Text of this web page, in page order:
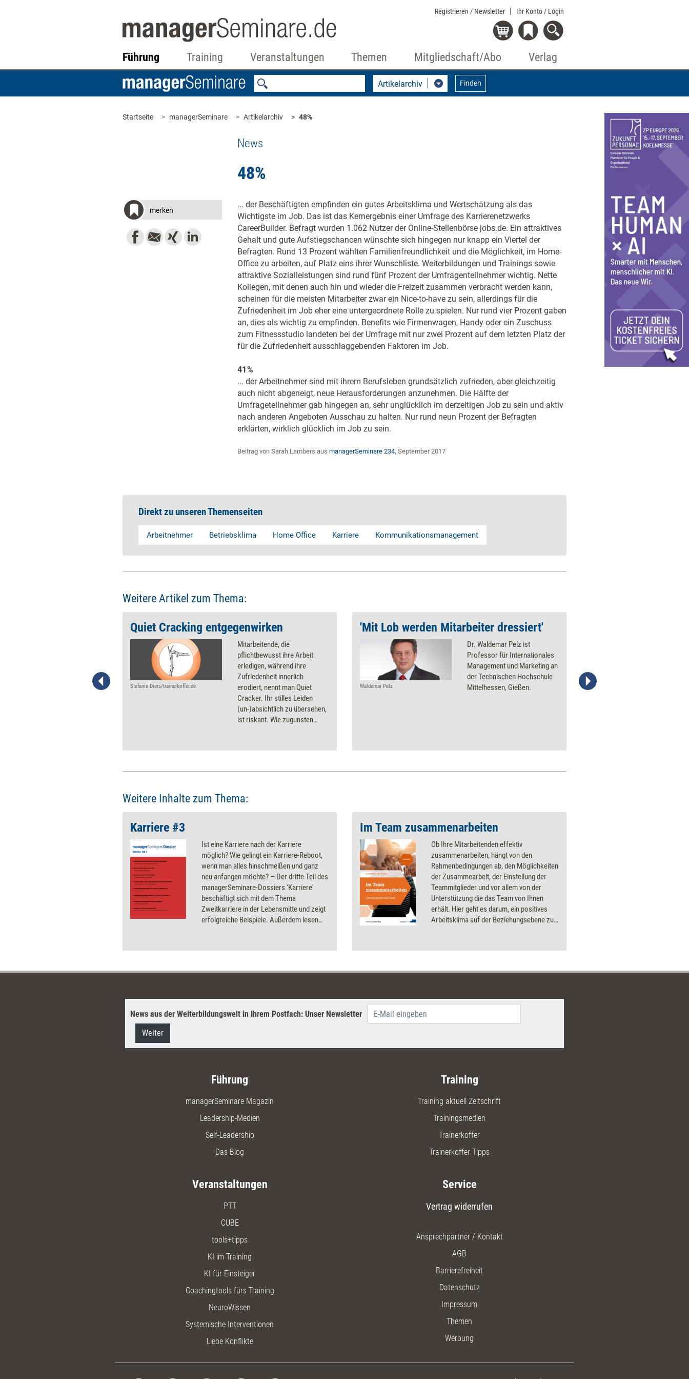
Registrieren / Newsletter Ihr Konto / Login
Führung Training Veranstaltungen Themen Mitgliedschaft/Abo Verlag
Artikelarchiv Finden
Startseite managerSeminare Artikelarchiv 48%
News
48%
merken
... der Beschäftigten empfinden ein gutes Arbeitsklima und Wertschätzung als das
Wichtigste im Job. Das ist das Kernergebnis einer Umfrage des Karrierenetzwerks
CareerBuilder. Befragt wurden 1.062 Nutzer der Online-Stellenbörse jobs.de. Ein attraktives
Gehalt und gute Aufstiegschancen wünschte sich hingegen nur knapp ein Viertel der
Befragten. Rund 13 Prozent wählten Familienfreundlichkeit und die Möglichkeit, im Home-
Office zu arbeiten, auf Platz eins ihrer Wunschliste. Weiterbildungen und Trainings sowie
attraktive Sozialleistungen sind rund fünf Prozent der Umfragenteilnehmer wichtig. Nette
Kollegen, mit denen auch hin und wieder die Freizeit zusammen verbracht werden kann,
scheinen für die meisten Mitarbeiter zwar ein Nice-to-have zu sein, allerdings für die
Zufriedenheit im Job eher eine untergeordnete Rolle zu spielen. Nur rund vier Prozent gaben
an, dies als wichtig zu empfinden. Benefits wie Firmenwagen, Handy oder ein Zuschuss
zum Fitnessstudio landeten bei der Umfrage mit nur zwei Prozent auf dem letzten Platz der
für die Zufriedenheit ausschlaggebenden Faktoren im Job.
41 %
... der Arbeitnehmer sind mit ihrem Berufsleben grundsätzlich zufrieden, aber gleichzeitig
auch nicht abgeneigt, neue Herausforderungen anzunehmen. Die Hälfte der
Umfrageteilnehmer gab hingegen an, sehr unglücklich im derzeitigen Job zu sein und aktiv
nach anderen Angeboten Ausschau zu halten. Nur rund neun Prozent der Befragten
erklärten, wirklich glücklich im Job zu sein.
Beitrag von Sarah Lambers aus managerSeminare 234, September 2017
Direkt zu unseren Themenseiten
Arbeitnehmer Betriebsklima Home Office Karriere Kommunikationsmanagement
Weitere Artikel zum Thema:
diverse rechtliche Vorschriften
beachten und deren Einhaltung
Quiet Cracking entgegenwirken
Stefanie Diers/trainerkoffer.de
Mitarbeitende, die
pflichtbewusst ihre Arbeit
erledigen, während ihre
Zufriedenheit innerlich
erodiert, nennt man Quiet
Cracker. Ihr stilles Leiden
(un-)absichtlich zu übersehen,
ist riskant. Wie zugunsten
werden kann, dass das „leise
führt.
'Mit Lob werden Mitarbeiter dressiert'
Waldemar Pelz
Dr. Waldemar Pelz ist
Professor für Internationales
Management und Marketing an
der Technischen Hochschule
Mittelhessen, Gießen.
Stefanie Diers; www.trainerkoffer.de
Weitere Inhalte zum Thema:
Karriere #3
Ist eine Karriere nach der Karriere
möglich? Wie gelingt ein Karriere-Reboot,
wenn man alles hinschmeißen und ganz
neu anfangen möchte? – Der dritte Teil des
managerSeminare-Dossiers 'Karriere'
beschäftigt sich mit dem Thema
Zweitkarriere in der Lebensmitte und zeigt
erfolgreiche Beispiele. Außerdem lesen
Ihre Karriere fördern können.
Im Team zusammenarbeiten
Ob Ihre Mitarbeitenden effektiv
zusammenarbeiten, hängt von den
Rahmenbedingungen ab, den Möglichkeiten
der Zusammearbeit, der Einstellung der
Teammitglieder und vor allem von der
Unterstützung die das Team von Ihnen
erhält. Hier geht es darum, ein positives
Arbeitsklima auf der Beziehungsebene zu
Ergebnisorientierung auf der Arbeitsebene.
Bundles unterstützen Führungskräfte und
News aus der Weiterbildungswelt in Ihrem Postfach: Unser Newsletter
Weiter
Führung
managerSeminare Magazin
Leadership-Medien
Self-Leadership
Das Blog
Training
Training aktuell Zeitschrift
Trainingsmedien
Trainerkoffer
Trainerkoffer Tipps
Veranstaltungen
PTT
CUBE
tools+tipps
KI im Training
KI für Einsteiger
Coachingtools fürs Training
NeuroWissen
Systemische Interventionen
Liebe Konflikte
Service
Vertrag widerrufen
Ansprechpartner / Kontakt
AGB
Barrierefreiheit
Datenschutz
Impressum
Themen
Werbung